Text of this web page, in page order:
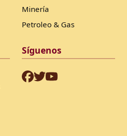
Minería
Petroleo & Gas
Síguenos